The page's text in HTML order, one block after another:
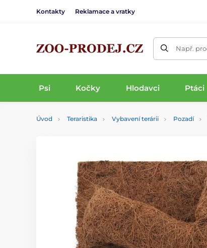
Kontakty Reklamace a vratky
Např.
Psi Kočky Hlodavci Ptáci
Úvod Teraristika Vybavení terárii Pozadí